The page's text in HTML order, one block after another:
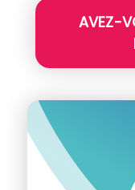
AVEZ-